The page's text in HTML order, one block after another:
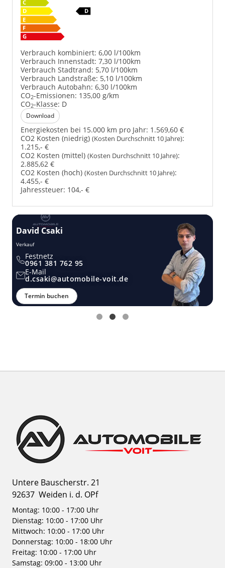
Verbrauch kombiniert: 6,00 l/100km
Verbrauch Innenstadt: 7,30 l/100km
Verbrauch Stadtrand: 5,70 l/100km
Verbrauch Landstraße: 5,10 l/100km
Verbrauch Autobahn: 6,30 l/100km
CO2-Emissionen: 135,00 g/km
CO2-Klasse: D
Download
Energiekosten bei 15.000 km pro Jahr: 1.569,60 €
CO2 Kosten (niedrig) (Kosten Durchschnitt 10 Jahre):
1.215,- €
CO2 Kosten (mittel) (Kosten Durchschnitt 10 Jahre):
2.885,62 €
CO2 Kosten (hoch) (Kosten Durchschnitt 10 Jahre):
4.455,- €
Jahressteuer: 104,- €
David Csaki
Verkauf
Festnetz
0961 381 762 95
E-Mail
d.csaki@automobile-voit.de
Termin buchen
Untere Bauscherstr. 21
92637 Weiden i. d. OPf
Montag: 10:00 - 17:00 Uhr
Dienstag: 10:00 - 17:00 Uhr
Mittwoch: 10:00 - 17:00 Uhr
Donnerstag: 10:00 - 18:00 Uhr
Freitag: 10:00 - 17:00 Uhr
Samstag: 09:00 - 13:00 Uhr